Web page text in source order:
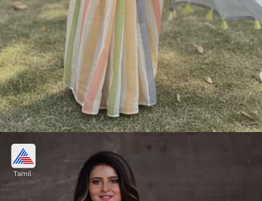
லினன் புடவைகள்:
சமீபகாலமாக பெண்களின் ஃபேவரிட்
லிஸ்ட்டில் இருப்பது லினன் ரகங்கள். இது
Tamil